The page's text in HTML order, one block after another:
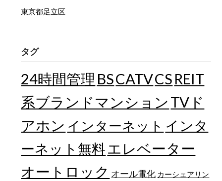
東京都足立区
タグ
24時間管理 BSCATVCS REIT
系ブランドマンション TVド
アホン インターネット インタ
ーネット無料エレベーター
オートロック オール電化 カーシェアリン